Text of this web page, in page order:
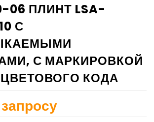
06 ПЛИНТ LSA-
С
С МАРКИРОВКОЙ
КОДА